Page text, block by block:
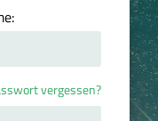
vergessen?